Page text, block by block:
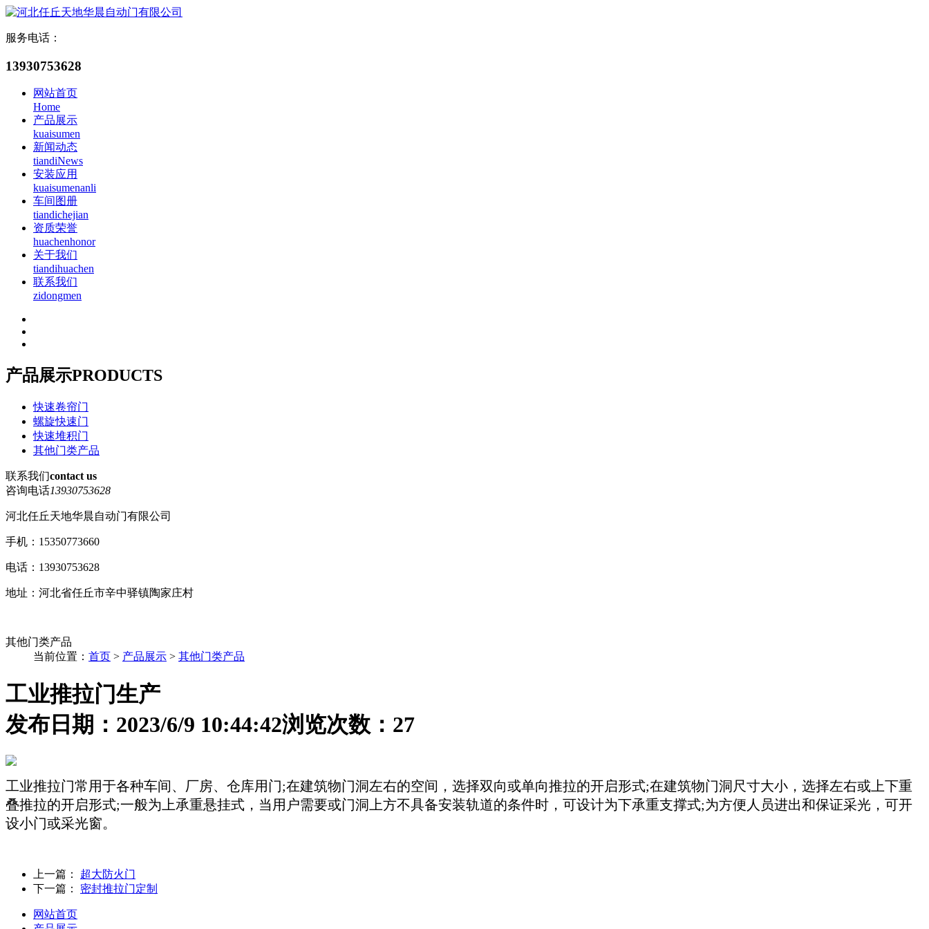
服务电话：
13930753628
网站首页
Home
产品展示
kuaisumen
新闻动态
tiandiNews
安装应用
kuaisumenanli
车间图册
tiandichejian
资质荣誉
huachenhonor
关于我们
tiandihuachen
联系我们
zidongmen
产品展示PRODUCTS
快速卷帘门
螺旋快速门
快速堆积门
其他门类产品
联系我们contact us
咨询电话13930753628
河北任丘天地华晨自动门有限公司
手机：15350773660
电话：13930753628
地址：河北省任丘市辛中驿镇陶家庄村
其他门类产品
当前位置： 首页 > 产品展示 > 其他门类产品
工业推拉门生产
发布日期：2023/6/9 10:44:42浏览次数： 27
工业推拉门常用于各种车间、厂房、仓库用门;在建筑物门洞左右的空间，选择双向或单向推拉的开启形式;在建筑物门洞尺寸大小，选择左右或上下重
叠推拉的开启形式;一般为上承重悬挂式，当用户需要或门洞上方不具备安装轨道的条件时，可设计为下承重支撑式;为方便人员进出和保证采光，可开
设小门或采光窗。
上一篇： 超大防火门
下一篇： 密封推拉门定制
网站首页